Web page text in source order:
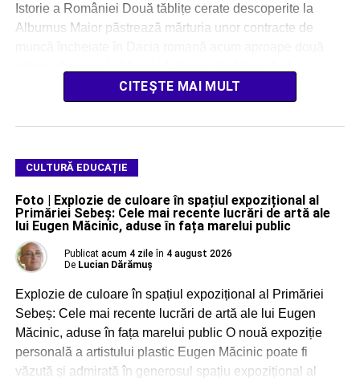
Istorie a României Două tăblițe cerate descoperite la
Alburnus Maior păstrează mărturia unor contracte de
CITEȘTE MAI MULT
CULTURĂ EDUCAȚIE
Foto | Explozie de culoare în spațiul expozițional al
Primăriei Sebeș: Cele mai recente lucrări de artă ale
lui Eugen Măcinic, aduse în fața marelui public
Publicat acum 4 zile în 4 august 2026
De Lucian Dărămuș
Explozie de culoare în spațiul expozițional al Primăriei
Sebeș: Cele mai recente lucrări de artă ale lui Eugen
Măcinic, aduse în fața marelui public O nouă expoziție
personală a artistului plastic Eugen Măcinic poate fi
văzută și admirată în generosul spațiu expozițional al